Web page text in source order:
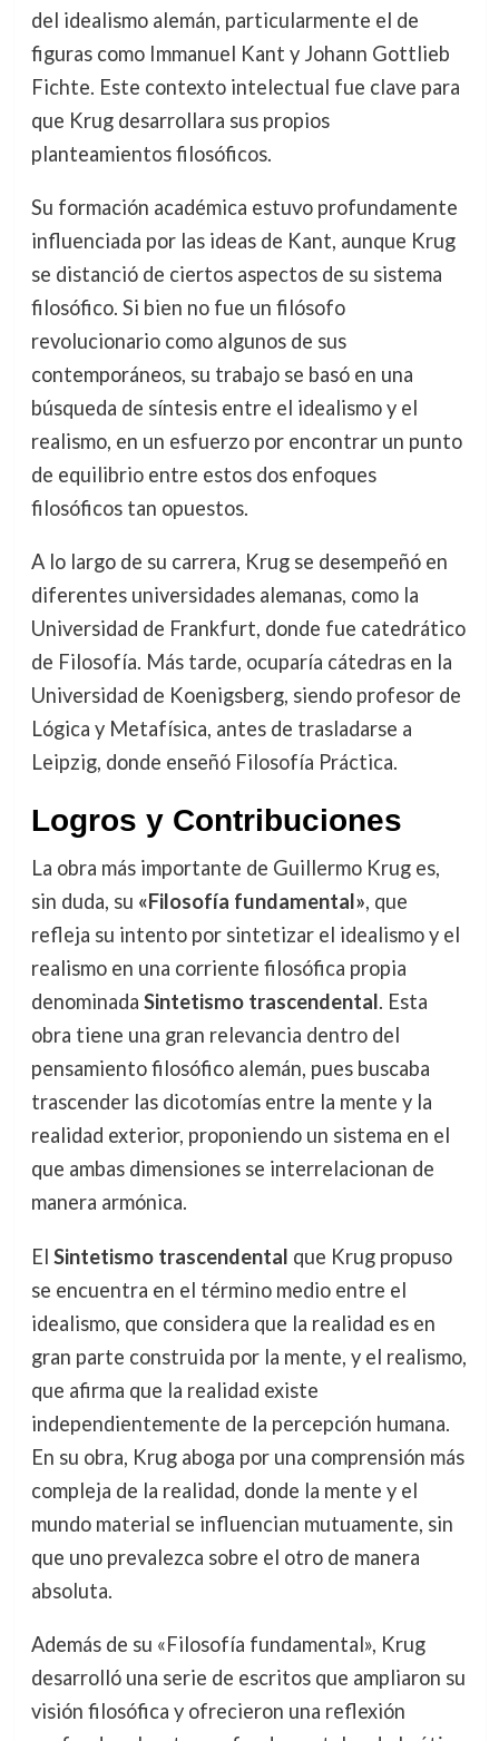
del idealismo alemán, particularmente el de
figuras como Immanuel Kant y Johann Gottlieb
Fichte. Este contexto intelectual fue clave para
que Krug desarrollara sus propios
planteamientos filosóficos.
Su formación académica estuvo profundamente
influenciada por las ideas de Kant, aunque Krug
se distanció de ciertos aspectos de su sistema
filosófico. Si bien no fue un filósofo
revolucionario como algunos de sus
contemporáneos, su trabajo se basó en una
búsqueda de síntesis entre el idealismo y el
realismo, en un esfuerzo por encontrar un punto
de equilibrio entre estos dos enfoques
filosóficos tan opuestos.
A lo largo de su carrera, Krug se desempeñó en
diferentes universidades alemanas, como la
Universidad de Frankfurt, donde fue catedrático
de Filosofía. Más tarde, ocuparía cátedras en la
Universidad de Koenigsberg, siendo profesor de
Lógica y Metafísica, antes de trasladarse a
Leipzig, donde enseñó Filosofía Práctica.
Logros y Contribuciones
La obra más importante de Guillermo Krug es,
sin duda, su «Filosofía fundamental», que
refleja su intento por sintetizar el idealismo y el
realismo en una corriente filosófica propia
denominada Sintetismo trascendental. Esta
obra tiene una gran relevancia dentro del
pensamiento filosófico alemán, pues buscaba
trascender las dicotomías entre la mente y la
realidad exterior, proponiendo un sistema en el
que ambas dimensiones se interrelacionan de
manera armónica.
El Sintetismo trascendental que Krug propuso
se encuentra en el término medio entre el
idealismo, que considera que la realidad es en
gran parte construida por la mente, y el realismo,
que afirma que la realidad existe
independientemente de la percepción humana.
En su obra, Krug aboga por una comprensión más
compleja de la realidad, donde la mente y el
mundo material se influencian mutuamente, sin
que uno prevalezca sobre el otro de manera
absoluta.
Además de su «Filosofía fundamental», Krug
desarrolló una serie de escritos que ampliaron su
visión filosófica y ofrecieron una reflexión